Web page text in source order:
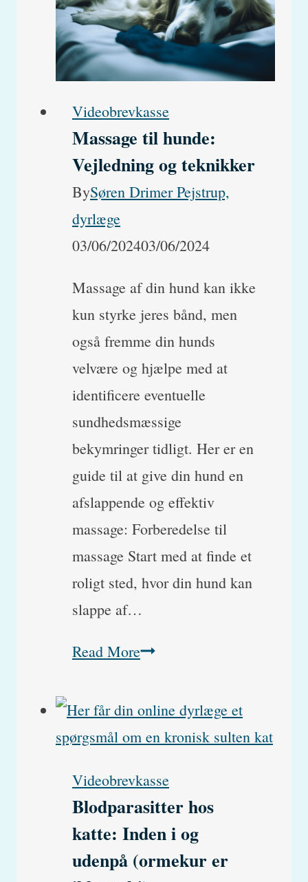
kat
i
et
Videobrevkasse
Massage til hunde:
Vejledning og teknikker
BySøren Drimer Pejstrup,
dyrlæge
03/06/202403/06/2024
Massage af din hund kan ikke
kun styrke jeres bånd, men
også fremme din hunds
velvære og hjælpe med at
identificere eventuelle
sundhedsmæssige
bekymringer tidligt. Her er en
guide til at give din hund en
afslappende og effektiv
massage: Forberedelse til
massage Start med at finde et
roligt sted, hvor din hund kan
slappe af…
Read MoreMassage
hunde:
Vejledning
teknikker
Videobrevkasse
Blodparasitter hos
katte: Inden i og
udenpå (ormekur er